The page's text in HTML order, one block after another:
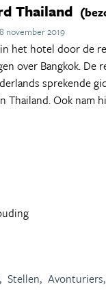
Thailand
november 2019
het hotel door de
over Bangkok. De
sprekende
Ook nam
Stellen, Avonturiers,